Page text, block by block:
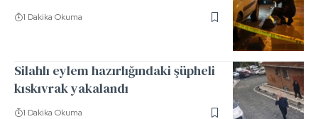
1 Dakika Okuma
Silahlı eylem hazırlığındaki şüpheli
kıskıvrak yakalandı
1 Dakika Okuma